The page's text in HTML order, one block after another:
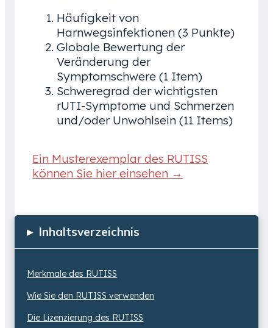
Häufigkeit von
Harnwegsinfektionen (3 Punkte)
Globale Bewertung der
Veränderung der
Symptomschwere (1 Item)
Schweregrad der wichtigsten
rUTI-Symptome und Schmerzen
und/oder Unwohlsein (11 Items)
Ein Musterexemplar des RUTISS
können Sie hier einsehen →
▸ Inhaltsverzeichnis
Merkmale des RUTISS
Wie Sie den RUTISS verwenden
Die Lizenzierung des RUTISS